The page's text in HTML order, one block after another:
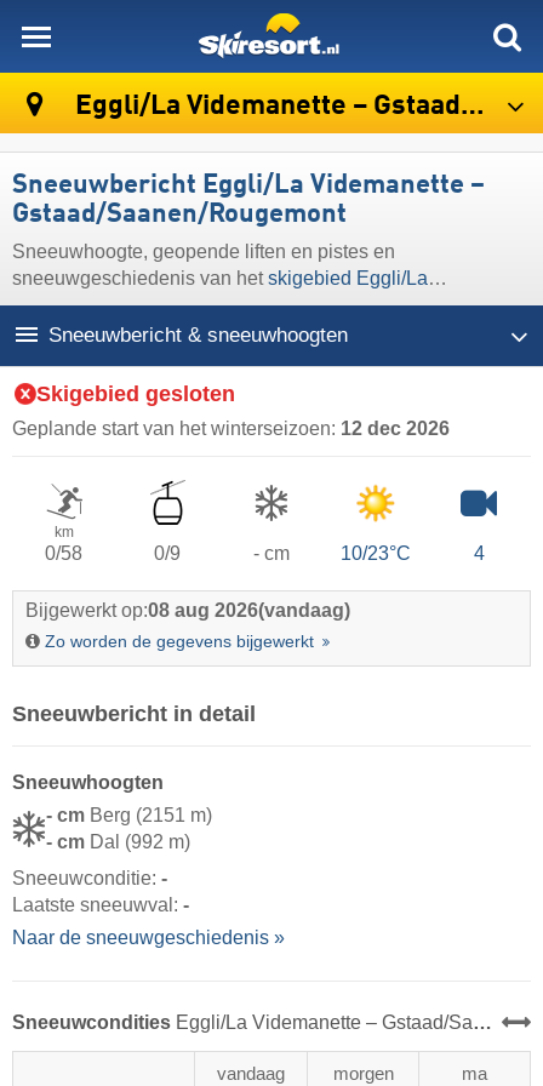
Eggli/​La Videmanette – Gstaad/​Saanen/​Rougemont
Sneeuwbericht Eggli/​La Videmanette –
Gstaad/​Saanen/​Rougemont
Sneeuwhoogte, geopende liften en pistes en
sneeuwgeschiedenis van hetskigebied Eggli/​La
Videmanette – Gstaad/​Saanen/​Rougemont
Sneeuwbericht & sneeuwhoogten
Skigebied gesloten
Geplande start van het winterseizoen: 12 dec 2026
km
0/58 0/9 - cm 10/23°C 4
Bijgewerkt op:08 aug 2026(vandaag)
Zo worden de gegevens bijgewerkt
Sneeuwbericht in detail
Sneeuwhoogten
- cm Berg (2151 m)
- cm Dal (992 m)
Sneeuwconditie: -
Laatste sneeuwval: -
Naar de sneeuwgeschiedenis »
Sneeuwcondities Eggli/​La Videmanette – Gstaad/​Saanen/​Rougemont
vandaag
morgen
ma